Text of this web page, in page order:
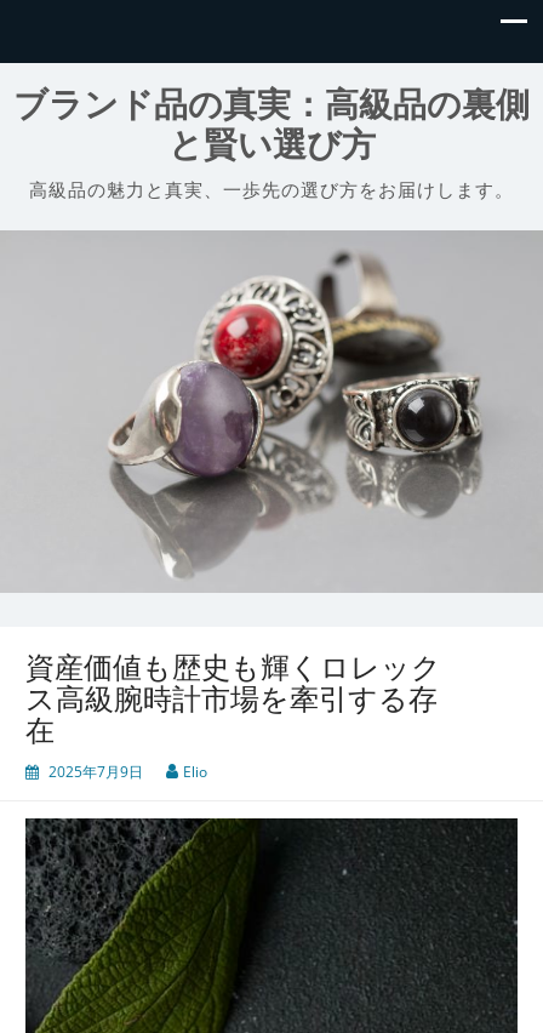
ブランド品の真実：高級品の裏側
と賢い選び方
高級品の魅力と真実、一歩先の選び方をお届けします。
資産価値も歴史も輝くロレック
ス高級腕時計市場を牽引する存
在
2025年7月9日 Elio